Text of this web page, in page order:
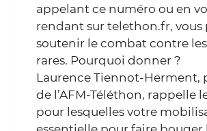
appelant ce numéro ou en
rendant sur telethon.fr, vous
soutenir le combat contre
rares. Pourquoi donner ?
Laurence Tiennot-Herment,
de l’AFM-Téléthon, rappelle
pour lesquelles votre